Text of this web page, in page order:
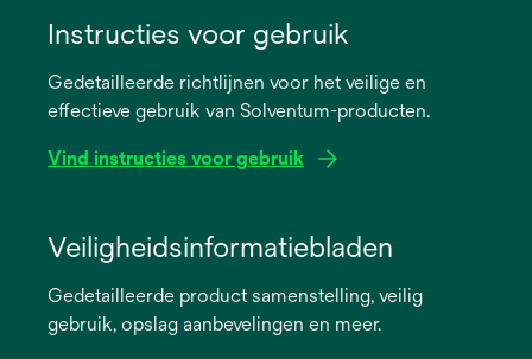
Instructies voor gebruik
Gedetailleerde richtlijnen voor het veilige en
effectieve gebruik van Solventum-producten.
Vind instructies voor gebruik
new
Veiligheidsinformatiebladen
Gedetailleerde product samenstelling, veilig
gebruik, opslag aanbevelingen en meer.